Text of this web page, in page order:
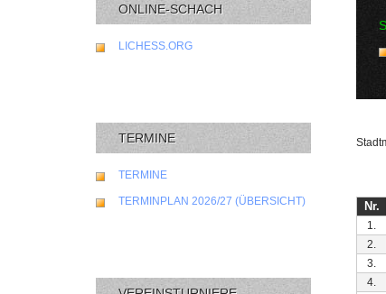
ONLINE-SCHACH
LICHESS.ORG
TERMINE
TERMINE
TERMINPLAN 2026/27 (ÜBERSICHT) Nr.
1.
2.
3.
4.